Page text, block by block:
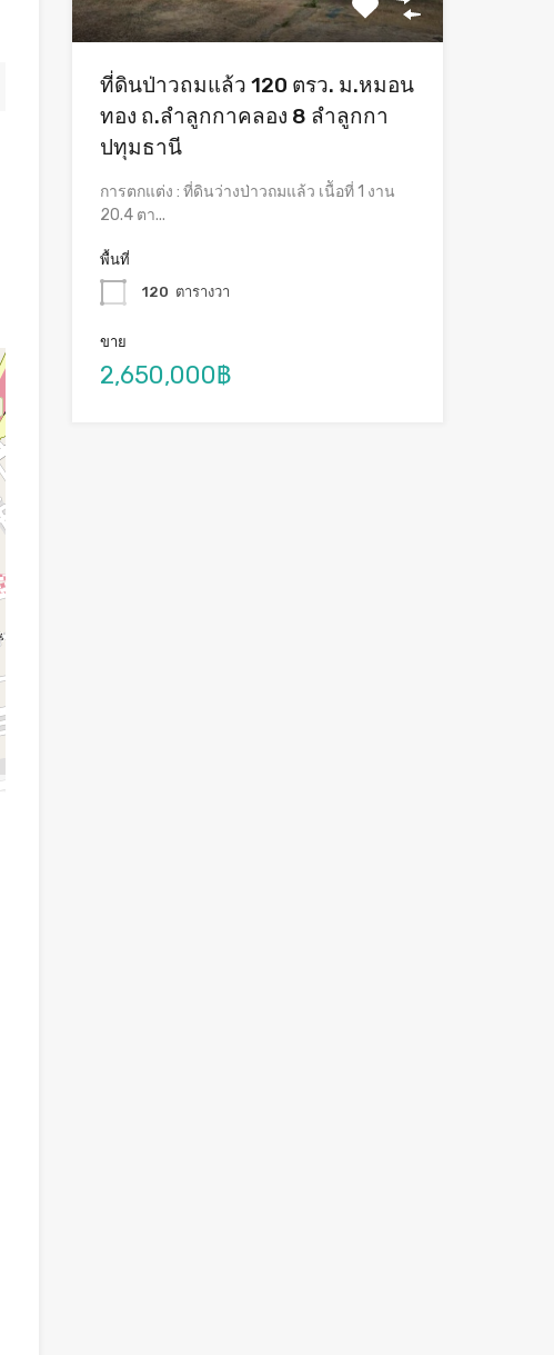
ที่ดินป่าวถมแล้ว 120 ตรว. ม.หมอน
ทอง ถ.ลำลูกกาคลอง 8 ลำลูกกา
ปทุมธานี
การตกแต่ง : ที่ดินว่างป่าวถมแล้ว เนืัอที่ 1 งาน
20.4 ตา...
พื้นที่
120 ตารางวา
ขาย
2,650,000฿